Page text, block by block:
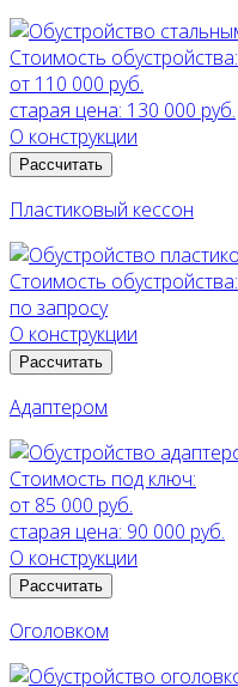
Стоимость обустройства:
от 110 000 руб.
старая цена: 130 000 руб.
О конструкции
Рассчитать
Пластиковый кессон
Стоимость обустройства:
по запросу
О конструкции
Рассчитать
Адаптером
Стоимость под ключ:
от 85 000 руб.
старая цена: 90 000 руб.
О конструкции
Рассчитать
Оголовком